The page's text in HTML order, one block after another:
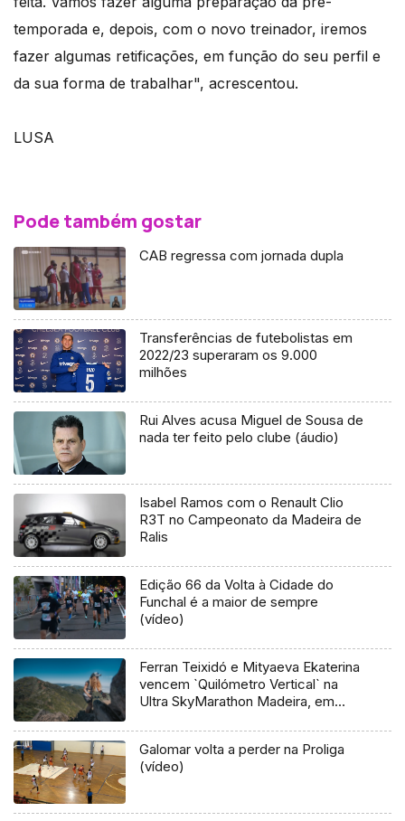
temporada e, depois, com o novo treinador, iremos
fazer algumas retificações, em função do seu perfil e
da sua forma de trabalhar", acrescentou.
LUSA
Pode também gostar
CAB regressa com jornada dupla
Transferências de futebolistas em
2022/23 superaram os 9.000
milhões
Rui Alves acusa Miguel de Sousa de
nada ter feito pelo clube (áudio)
Isabel Ramos com o Renault Clio
R3T no Campeonato da Madeira de
Ralis
Edição 66 da Volta à Cidade do
Funchal é a maior de sempre
(vídeo)
Ferran Teixidó e Mityaeva Ekaterina
vencem `Quilómetro Vertical` na
Ultra SkyMarathon Madeira, em
Galomar volta a perder na Proliga
(vídeo)